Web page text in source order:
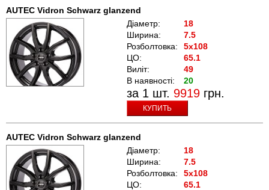
AUTEC Vidron Schwarz glanzend
Діаметр:
18
Ширина:
7.5
Розболтовка:
5x108
ЦО:
65.1
Виліт:
49
В наявності:
20
за 1 шт. 9919 грн.
КУПИТЬ
AUTEC Vidron Schwarz glanzend
Діаметр:
18
Ширина:
7.5
Розболтовка:
5x108
ЦО:
65.1